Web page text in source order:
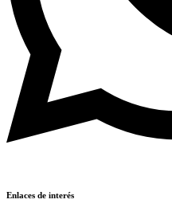
Enlaces de interés